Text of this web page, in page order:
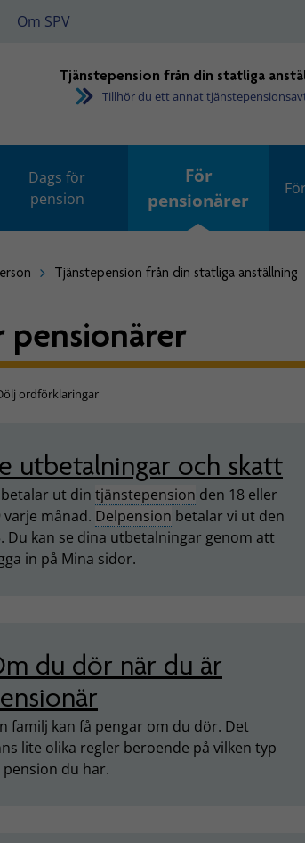
Om SPV
Tjänstepension från din statliga
Tillhör du ett annat
Dags för
pension
För
pensionärer
Tjänstepension från din statliga anställning
pensionärer
ordförklaringar
utbetalningar och skatt
ut din tjänstepension den 18 eller
varje månad. Delpension betalar vi ut den
Du kan se dina utbetalningar genom att
in på Mina sidor.
du dör när du är
familj kan få pengar om du dör. Det
lite olika regler beroende på vilken typ
pension du har.